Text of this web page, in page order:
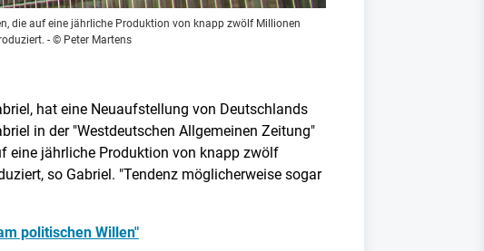
die auf eine jährliche Produktion von knapp zwölf Millionen
- © Peter Martens
hat eine Neuaufstellung von Deutschlands
in der "Westdeutschen Allgemeinen Zeitung"
eine jährliche Produktion von knapp zwölf
so Gabriel. "Tendenz möglicherweise sogar
politischen Willen"